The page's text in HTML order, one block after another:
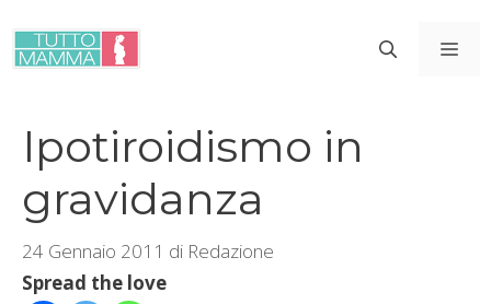
contenuto
Ipotiroidismo in
gravidanza
24 Gennaio 2011 di Redazione
Spread the love